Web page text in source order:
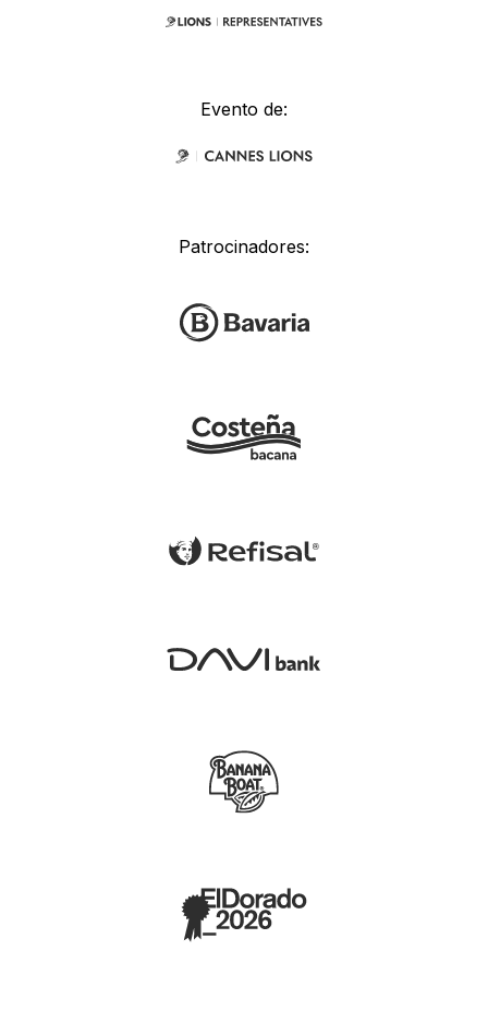
Evento de:
Patrocinadores: